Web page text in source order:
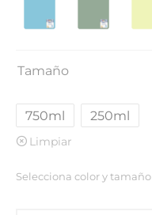
Tamaño
750ml 250ml
Limpiar
Selecciona color y tamaño